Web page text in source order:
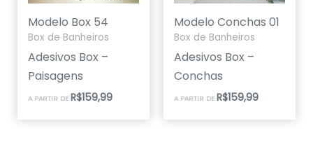
Modelo Box 54
Box de Banheiros
Adesivos Box –
Paisagens
A PARTIR DE R$159,99
Modelo Conchas 01
Box de Banheiros
Adesivos Box –
Conchas
A PARTIR DE R$159,99